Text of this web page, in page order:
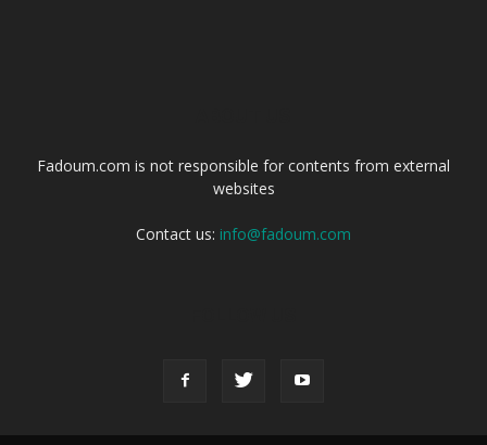
Fadoum.com is not responsible for contents from external
websites
Contact us: info@fadoum.com